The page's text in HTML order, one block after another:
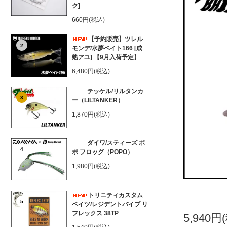
ク]
660円(税込)
2
【予約販売】ツレル
モンデ/水夢ベイト166 [成
熟アユ] 【9月入荷予定】
6,480円(税込)
3
テッケル/リルタンカ
ー（LILTANKER）
1,870円(税込)
4
ダイワ/スティーズ ポ
ポ フロッグ（POPO）
1,980円(税込)
5
トリニティカスタム
ベイツ/レジデントバイブ リ
フレックス 38TP
5,940円